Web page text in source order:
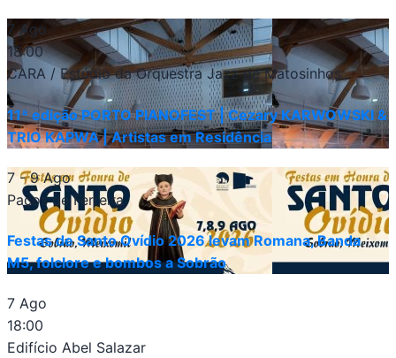
7 Ago
18:00
CARA / Estúdio da Orquestra Jazz de Matosinhos
11ª edição PORTO PIANOFEST | Cezary KARWOWSKI &
TRIO KAPWA | Artistas em Residência
7 - 9 Ago
Paços de Ferreira
Festas de Santo Ovídio 2026 levam Romana, Banda
M5, folclore e bombos a Sobrão
7 Ago
18:00
Edifício Abel Salazar